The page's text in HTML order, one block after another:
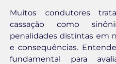
Muitos condutores
cassação como
penalidades distintas em
e consequências.
fundamental para